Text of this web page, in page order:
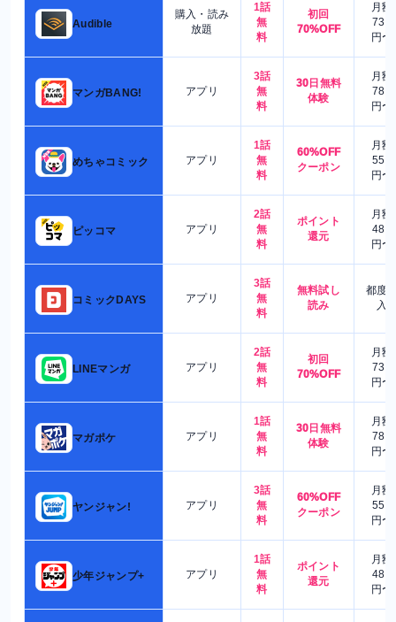
Audible
購入・読み
放題
1話
無
料
初回
70%OFF
月額
730
円〜
マンガBANG! アプリ
3話
無
料
30日無料
体験
月額
780
円〜
めちゃコミック アプリ
1話
無
料
60%OFF
クーポン
月額
550
円〜
ピッコマ アプリ
2話
無
料
ポイント
還元
月額
480
円〜
コミックDAYS アプリ
3話
無
料
無料試し
読み
都度
入
LINEマンガ アプリ
2話
無
料
初回
70%OFF
月額
730
円〜
マガポケ アプリ
1話
無
料
30日無料
体験
月額
780
円〜
ヤンジャン! アプリ
3話
無
料
60%OFF
クーポン
月額
550
円〜
少年ジャンプ+ アプリ
1話
無
料
ポイント
還元
月額
480
円〜